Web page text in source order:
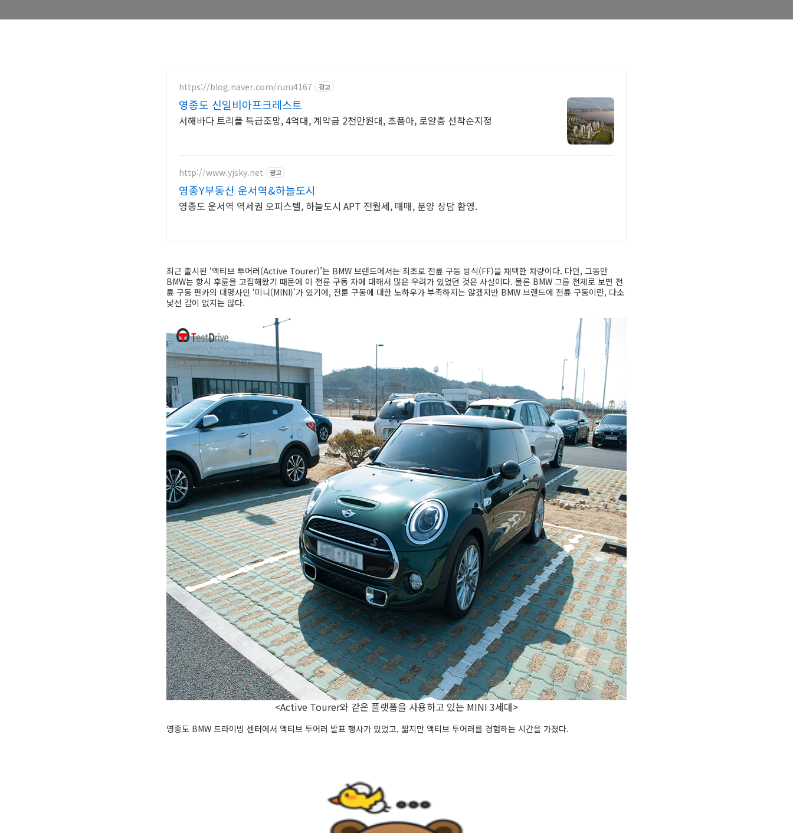
https://blog.naver.com/ruru4167 광고
영종도 신일비아프크레스트
서해바다 트리플 특급조망, 4억대, 계약금 2천만원대, 초품아, 로얄층 선착순지정
http://www.yjsky.net 광고
영종Y부동산 운서역&하늘도시
영종도 운서역 역세권 오피스텔, 하늘도시 APT 전월세, 매매, 분양 상담 환영.
최근 출시된 ‘액티브 투어러(Active Tourer)’는 BMW 브랜드에서는 최초로 전륜 구동 방식(FF)을 채택한 차량이다. 다만, 그동안
BMW는 항시 후륜을 고집해왔기 때문에 이 전륜 구동 차에 대해서 많은 우려가 있었던 것은 사실이다. 물론 BMW 그룹 전체로 보면 전
륜 구동 펀카의 대명사인 ‘미니(MINI)’가 있기에, 전륜 구동에 대한 노하우가 부족하지는 않겠지만 BMW 브랜드에 전륜 구동이란, 다소
낯선 감이 없지는 않다.
<Active Tourer와 같은 플랫폼을 사용하고 있는 MINI 3세대>
영종도 BMW 드라이빙 센터에서 액티브 투어러 발표 행사가 있었고, 짧지만 액티브 투어러를 경험하는 시간을 가졌다.